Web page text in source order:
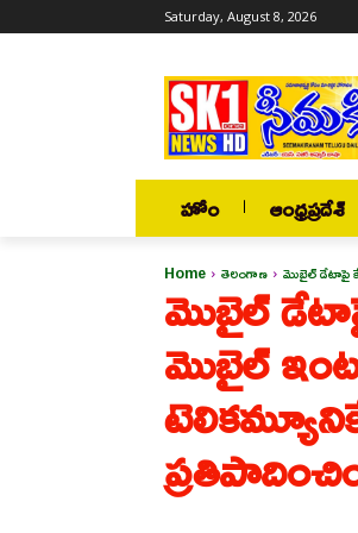
Saturday, August 8, 2026
హోం ఆంధ్రప్రదేశ్
Home తెలంగాణ మొబైల్ డేటాపై
మొబైల్ డేటాపై
మొబైల్